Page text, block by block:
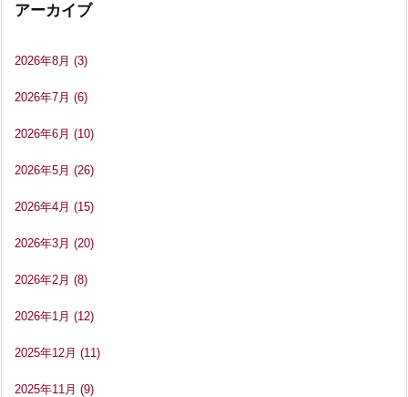
アーカイブ
2026年8月 (3)
2026年7月 (6)
2026年6月 (10)
2026年5月 (26)
2026年4月 (15)
2026年3月 (20)
2026年2月 (8)
2026年1月 (12)
2025年12月 (11)
2025年11月 (9)